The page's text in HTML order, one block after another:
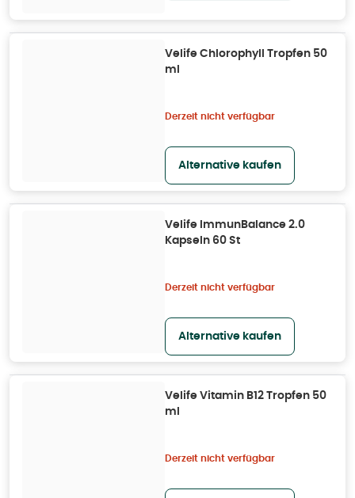
Velife Chlorophyll Tropfen 50
ml
Derzeit nicht verfügbar
Alternative kaufen
Velife ImmunBalance 2.0
Kapseln 60 St
Derzeit nicht verfügbar
Alternative kaufen
Velife Vitamin B12 Tropfen 50
ml
Derzeit nicht verfügbar